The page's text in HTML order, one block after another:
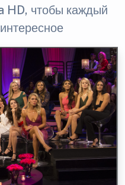
HD, чтобы каждый